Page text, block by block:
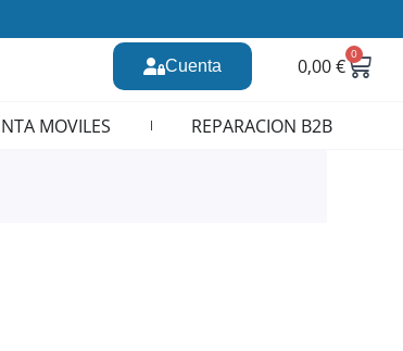
Cuenta 0,00€
0
REPARACION MOVILES
MOVILES REPARACION B2B